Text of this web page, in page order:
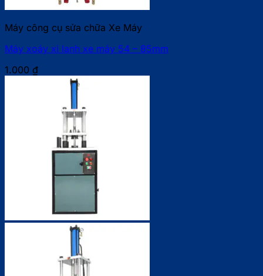
Máy công cụ sửa chữa Xe Máy
Máy xoáy xi lanh xe máy 54 – 85mm
1.000 ₫